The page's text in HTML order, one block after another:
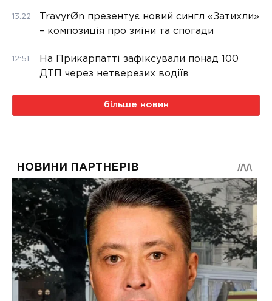
13:22
TravyrØn презентує новий сингл «Затихли»
– композиція про зміни та спогади
12:51
На Прикарпатті зафіксували понад 100
ДТП через нетверезих водіїв
більше новин